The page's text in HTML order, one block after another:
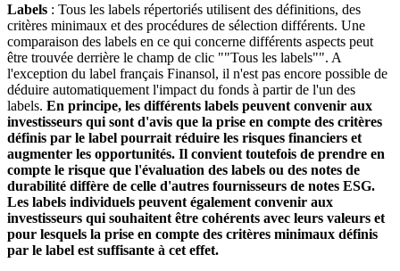
Labels : Tous les labels répertoriés utilisent des définitions, des
critères minimaux et des procédures de sélection différents. Une
comparaison des labels en ce qui concerne différents aspects peut
être trouvée derrière le champ de clic ""Tous les labels"". A
l'exception du label français Finansol, il n'est pas encore possible de
déduire automatiquement l'impact du fonds à partir de l'un des
labels. En principe, les différents labels peuvent convenir aux
investisseurs qui sont d'avis que la prise en compte des critères
définis par le label pourrait réduire les risques financiers et
augmenter les opportunités. Il convient toutefois de prendre en
compte le risque que l'évaluation des labels ou des notes de
durabilité diffère de celle d'autres fournisseurs de notes ESG.
Les labels individuels peuvent également convenir aux
investisseurs qui souhaitent être cohérents avec leurs valeurs et
pour lesquels la prise en compte des critères minimaux définis
par le label est suffisante à cet effet.